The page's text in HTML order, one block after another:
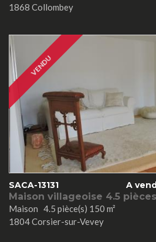
1868 Collombey
VENDU
SACA-13131 A
Maison villageoise 4.5
Maison 4.5 pièce(s) 150 m²
1804 Corsier-sur-Vevey